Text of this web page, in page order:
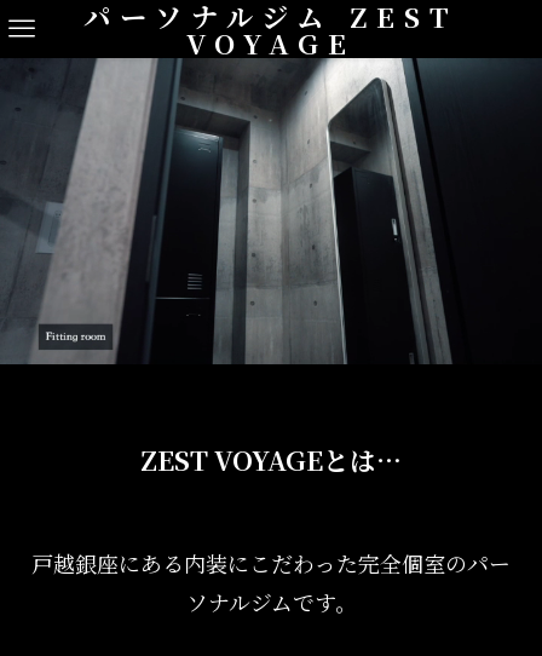
パーソナルジム ZEST
VOYAGE
ZEST VOYAGEとは…
戸越銀座にある内装にこだわった完全個室のパー
ソナルジムです。